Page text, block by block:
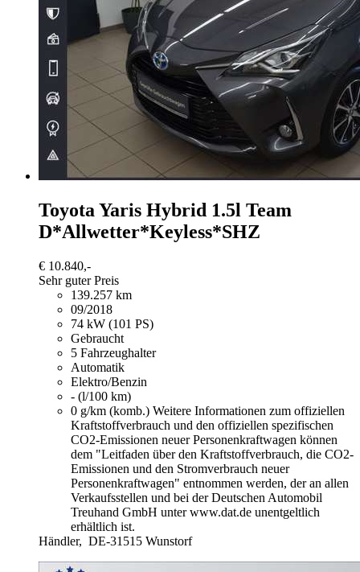
Toyota Yaris Hybrid 1.5l Team
D*Allwetter*Keyless*SHZ
€ 10.840,-
Sehr guter Preis
139.257 km
09/2018
74 kW (101 PS)
Gebraucht
5 Fahrzeughalter
Automatik
Elektro/Benzin
- (l/100 km)
0 g/km (komb.) Weitere Informationen zum offiziellen
Kraftstoffverbrauch und den offiziellen spezifischen
CO2-Emissionen neuer Personenkraftwagen können
dem "Leitfaden über den Kraftstoffverbrauch, die CO2-
Emissionen und den Stromverbrauch neuer
Personenkraftwagen" entnommen werden, der an allen
Verkaufsstellen und bei der Deutschen Automobil
Treuhand GmbH unter www.dat.de unentgeltlich
erhältlich ist.
Händler, DE-31515 Wunstorf